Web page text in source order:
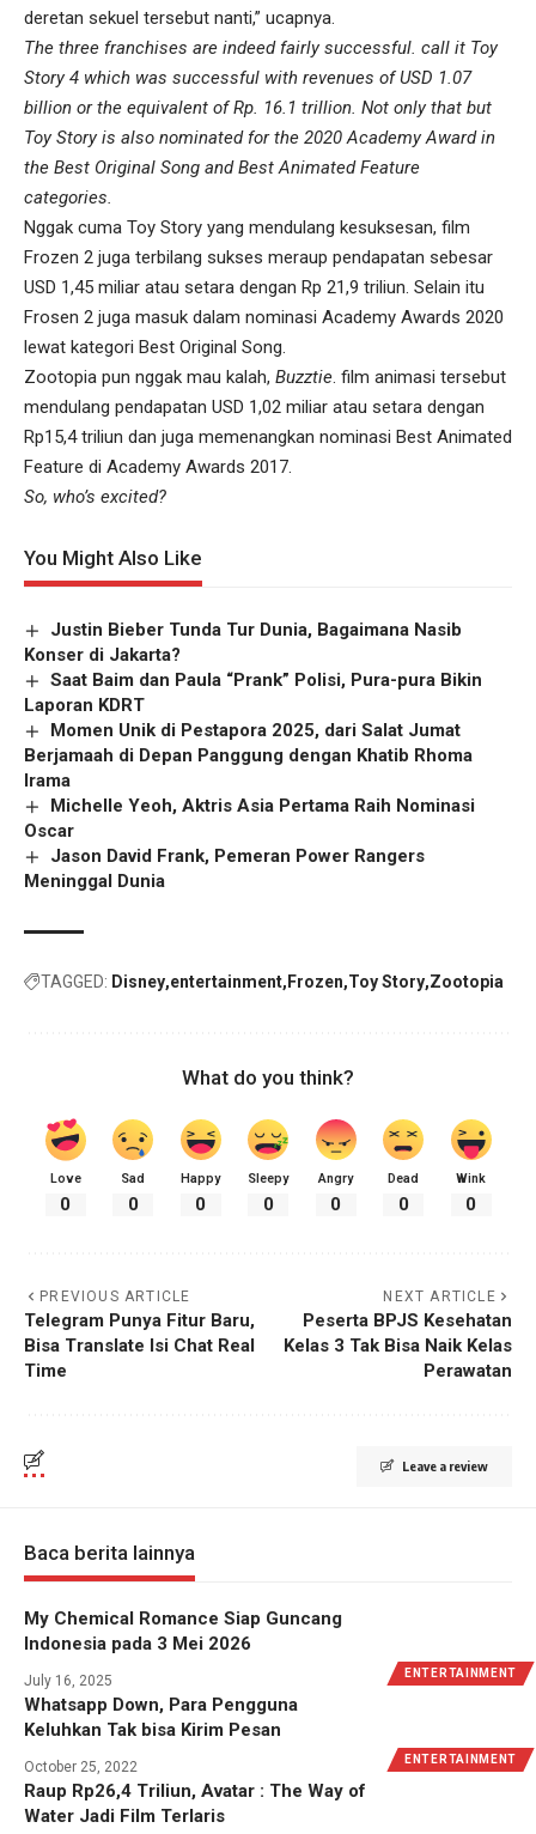
deretan sekuel tersebut nanti,” ucapnya.
The three franchises are indeed fairly successful. call it Toy
Story 4 which was successful with revenues of USD 1.07
billion or the equivalent of Rp. 16.1 trillion. Not only that but
Toy Story is also nominated for the 2020 Academy Award in
the Best Original Song and Best Animated Feature
categories.
Nggak cuma Toy Story yang mendulang kesuksesan, film
Frozen 2 juga terbilang sukses meraup pendapatan sebesar
USD 1,45 miliar atau setara dengan Rp 21,9 triliun. Selain itu
Frosen 2 juga masuk dalam nominasi Academy Awards 2020
lewat kategori Best Original Song.
Zootopia pun nggak mau kalah, Buzztie. film animasi tersebut
mendulang pendapatan USD 1,02 miliar atau setara dengan
Rp15,4 triliun dan juga memenangkan nominasi Best Animated
Feature di Academy Awards 2017.
So, who’s excited?
You Might Also Like
Justin Bieber Tunda Tur Dunia, Bagaimana Nasib
Konser di Jakarta?
Saat Baim dan Paula “Prank” Polisi, Pura-pura Bikin
Laporan KDRT
Momen Unik di Pestapora 2025, dari Salat Jumat
Berjamaah di Depan Panggung dengan Khatib Rhoma
Irama
Michelle Yeoh, Aktris Asia Pertama Raih Nominasi
Oscar
Jason David Frank, Pemeran Power Rangers
Meninggal Dunia
TAGGED: Disney entertainment Frozen Toy Story Zootopia
What do you think?
Love
0
Sad
0
Happy
0
Sleepy
0
Angry
0
Dead
0
Wink
0
PREVIOUS ARTICLE
Telegram Punya Fitur Baru,
Bisa Translate Isi Chat Real
Time
NEXT ARTICLE
Peserta BPJS Kesehatan
Kelas 3 Tak Bisa Naik Kelas
Perawatan
Leave a review
Baca berita lainnya
ENTERTAINMENT
My Chemical Romance Siap Guncang
Indonesia pada 3 Mei 2026
July 16, 2025
ENTERTAINMENT
Whatsapp Down, Para Pengguna
Keluhkan Tak bisa Kirim Pesan
October 25, 2022
Raup Rp26,4 Triliun, Avatar : The Way of
Water Jadi Film Terlaris